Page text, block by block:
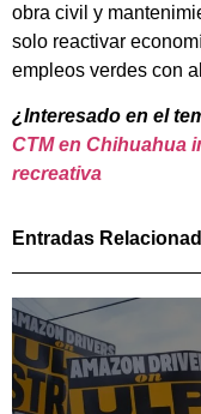
obra civil y
solo reactivar
empleos verdes con
¿Interesado en el
CTM en Chihuahua
recreativa
Entradas